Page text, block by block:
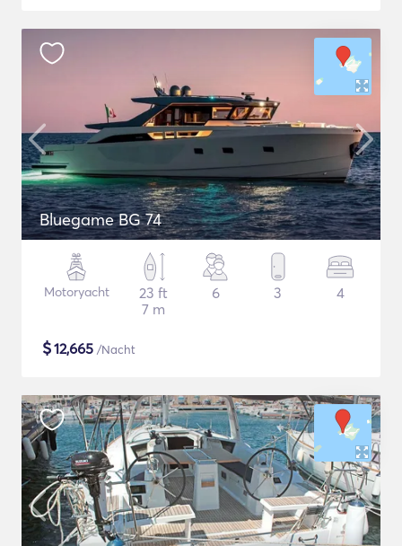
Bluegame BG 74
Motoryacht
23 ft
7 m
6 3 4
$12,665 /Nacht